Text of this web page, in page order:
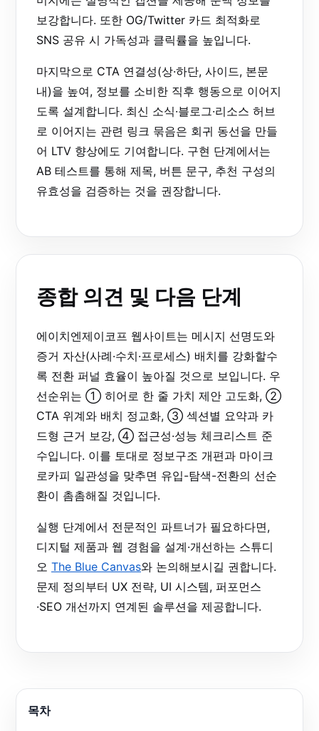
보강합니다. 또한 OG/Twitter 카드 최적화로
SNS 공유 시 가독성과 클릭률을 높입니다.
마지막으로 CTA 연결성(상·하단, 사이드, 본문
내)을 높여, 정보를 소비한 직후 행동으로 이어지
도록 설계합니다. 최신 소식·블로그·리소스 허브
로 이어지는 관련 링크 묶음은 회귀 동선을 만들
어 LTV 향상에도 기여합니다. 구현 단계에서는
AB 테스트를 통해 제목, 버튼 문구, 추천 구성의
유효성을 검증하는 것을 권장합니다.
종합 의견 및 다음 단계
에이치엔제이코프 웹사이트는 메시지 선명도와
증거 자산(사례·수치·프로세스) 배치를 강화할수
록 전환 퍼널 효율이 높아질 것으로 보입니다. 우
선순위는 ① 히어로 한 줄 가치 제안 고도화, ②
CTA 위계와 배치 정교화, ③ 섹션별 요약과 카
드형 근거 보강, ④ 접근성·성능 체크리스트 준
수입니다. 이를 토대로 정보구조 개편과 마이크
로카피 일관성을 맞추면 유입-탐색-전환의 선순
환이 촘촘해질 것입니다.
실행 단계에서 전문적인 파트너가 필요하다면,
디지털 제품과 웹 경험을 설계·개선하는 스튜디
오 The Blue Canvas와 논의해보시길 권합니다.
문제 정의부터 UX 전략, UI 시스템, 퍼포먼스
·SEO 개선까지 연계된 솔루션을 제공합니다.
목차